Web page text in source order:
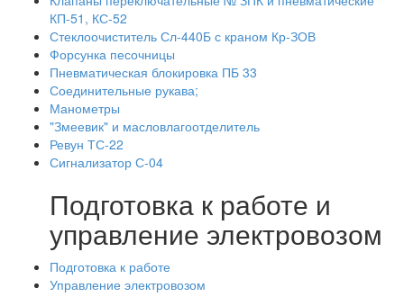
КП-51, КС-52
Стеклоочиститель Сл-440Б с краном Кр-ЗОВ
Форсунка песочницы
Пневматическая блокировка ПБ 33
Соединительные рукава;
Манометры
"Змеевик" и масловлагоотделитель
Ревун ТС-22
Сигнализатор С-04
Подготовка к работе и
управление электровозом
Подготовка к работе
Управление электровозом